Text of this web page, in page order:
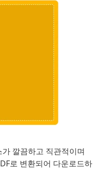
깔끔하고 직관적이며
로 변환되어 다운로드하